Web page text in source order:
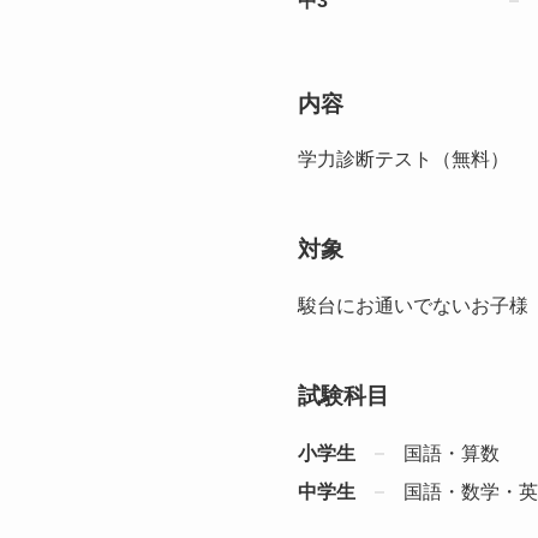
内容
学力診断テスト（無料）
対象
駿台にお通いでないお子様
試験科目
小学生
国語・算数
中学生
国語・数学・